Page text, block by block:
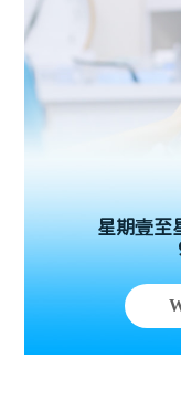
星期壹至